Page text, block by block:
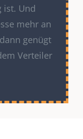
ist. Und
mehr an
genügt
Verteiler